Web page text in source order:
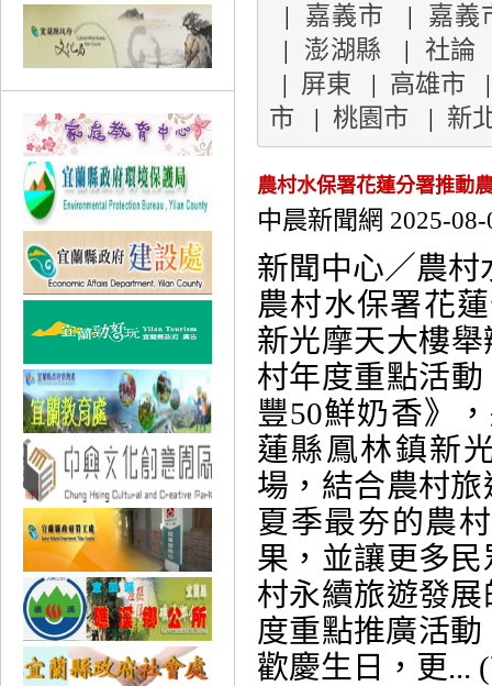
| 嘉義市 | 嘉義
| 澎湖縣 | 社論
| 屏東 | 高雄市
市 | 桃園市 | 新
農村水保署花蓮分署推動
中晨新聞網 2025-08-
新聞中心／
農村水保署花
新光摩天大樓
村年度重點活
豐50鮮奶香》
蓮縣鳳林鎮新
場，結合農村
夏季最夯的農
果，並讓更多
村永續旅遊發
度重點推廣活
歡慶生日，更... (